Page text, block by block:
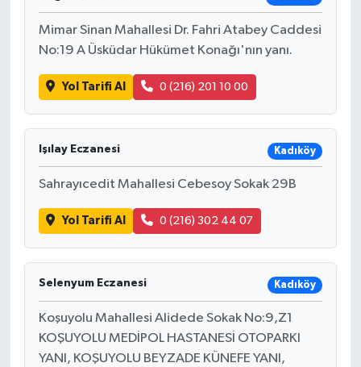
Mimar Sinan Mahallesi Dr. Fahri Atabey Caddesi
No:19 A Üsküdar Hükümet Konağı'nın yanı.
Yol Tarifi Al 0 (216) 201 10 00
Işılay Eczanesi Kadıköy
Sahrayıcedit Mahallesi Cebesoy Sokak 29B
Yol Tarifi Al 0 (216) 302 44 07
Selenyum Eczanesi Kadıköy
Koşuyolu Mahallesi Alidede Sokak No:9,Z1
KOŞUYOLU MEDİPOL HASTANESİ OTOPARKI
YANI, KOŞUYOLU BEYZADE KÜNEFE YANI,